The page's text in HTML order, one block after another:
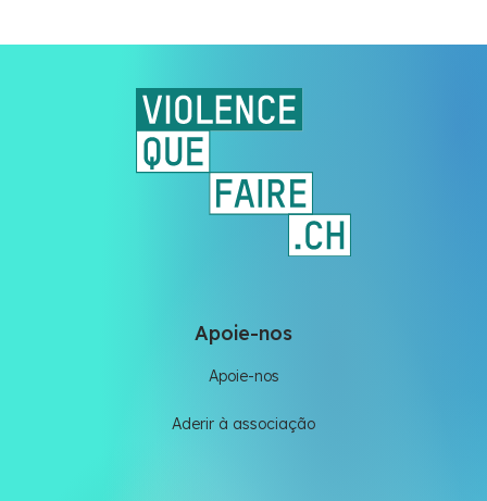
Apoie-nos
Apoie-nos
Aderir à associação